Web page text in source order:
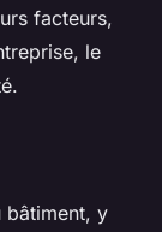
facteurs,
le
bâtiment, y